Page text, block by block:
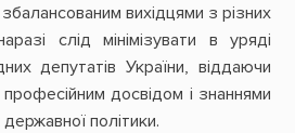
вихідцями з різних
слід мінімізувати в уряді
депутатів України, віддаючи
досвідом і знаннями
політики.